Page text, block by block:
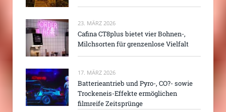
23. MÄRZ 2026
Cafina CT8plus bietet vier Bohnen-,
Milchsorten für grenzenlose Vielfalt
17. MÄRZ 2026
Batterieantrieb und Pyro-, CO?- sowie
Trockeneis-Effekte ermöglichen
filmreife Zeitsprünge